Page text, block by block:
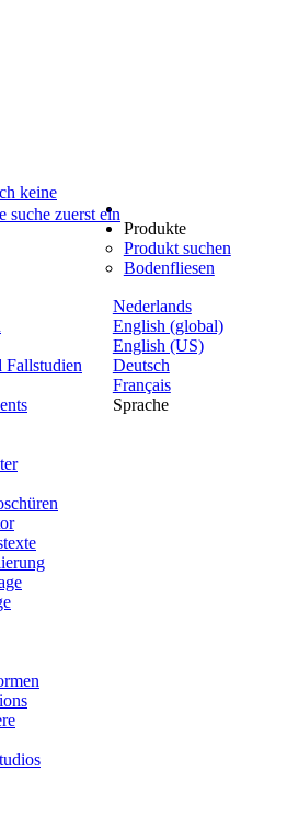
keine
suche zuerst ein
Nederlands
English (global)
English (US)
Deutsch
Français
Sprache
Produkte
Produkt suchen
Bodenfliesen
Fallstudien